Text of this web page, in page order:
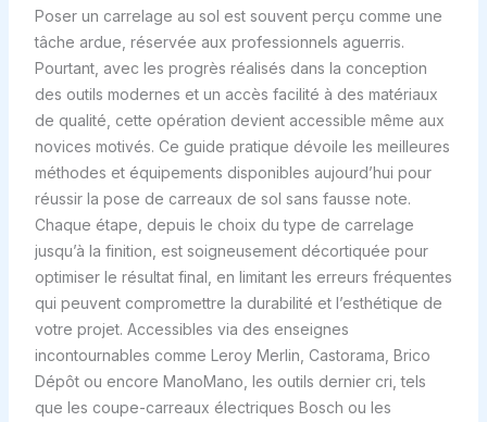
Poser un carrelage au sol est souvent perçu comme une
tâche ardue, réservée aux professionnels aguerris.
Pourtant, avec les progrès réalisés dans la conception
des outils modernes et un accès facilité à des matériaux
de qualité, cette opération devient accessible même aux
novices motivés. Ce guide pratique dévoile les meilleures
méthodes et équipements disponibles aujourd’hui pour
réussir la pose de carreaux de sol sans fausse note.
Chaque étape, depuis le choix du type de carrelage
jusqu’à la finition, est soigneusement décortiquée pour
optimiser le résultat final, en limitant les erreurs fréquentes
qui peuvent compromettre la durabilité et l’esthétique de
votre projet. Accessibles via des enseignes
incontournables comme Leroy Merlin, Castorama, Brico
Dépôt ou encore ManoMano, les outils dernier cri, tels
que les coupe-carreaux électriques Bosch ou les